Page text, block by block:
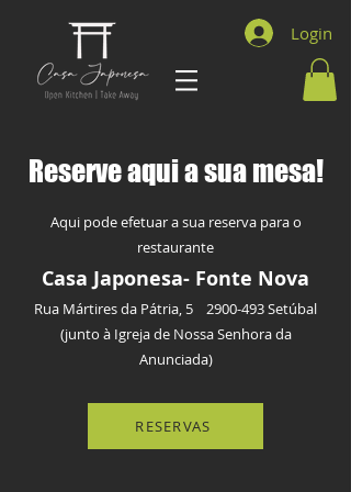
Login
Reserve aqui a sua mesa!
Aqui pode efetuar a sua reserva para o
restaurante
Casa Japonesa- Fonte Nova
Rua Mártires da Pátria, 5 2900-493Setúbal
(junto à Igreja de Nossa Senhora da
Anunciada)
RESERVAS